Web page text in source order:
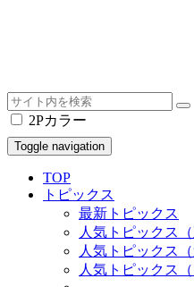
2Pカラー
Toggle navigation
TOP
トピックス
最新トピックス
人気トピックス（
人気トピックス（
人気トピックス（